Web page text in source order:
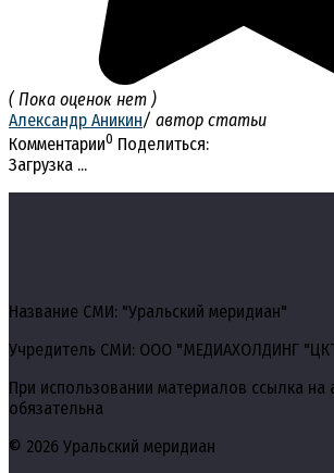
( Пока оценок нет )
Александр Аникин/ автор статьи
Комментарии0 Поделиться:
Загрузка ...
Название СМИ: "Уральский меридиан"
Учредитель СМИ: ООО "МЕДИАХОЛДИНГ
При использовании материалов ссылка на
обязательна
© 2026 Уральский меридиан